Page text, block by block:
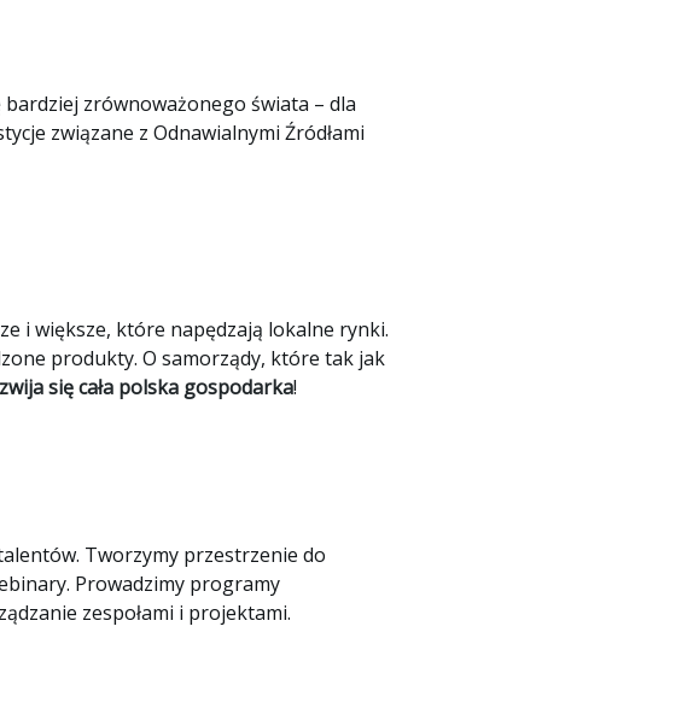
zrównoważonego świata – dla
związane z Odnawialnymi Źródłami
i większe, które napędzają lokalne rynki.
produkty. O samorządy, które tak jak
się cała polska gospodarka!
Tworzymy przestrzenie do
Prowadzimy programy
zespołami i projektami.